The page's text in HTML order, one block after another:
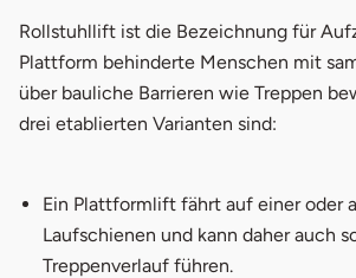
Rollstuhllift ist die Bezeichnung für
Plattform behinderte Menschen mit
über bauliche Barrieren wie Treppen
drei etablierten Varianten sind:
Ein Plattformlift fährt auf einer oder
Laufschienen und kann daher auch
Treppenverlauf führen.